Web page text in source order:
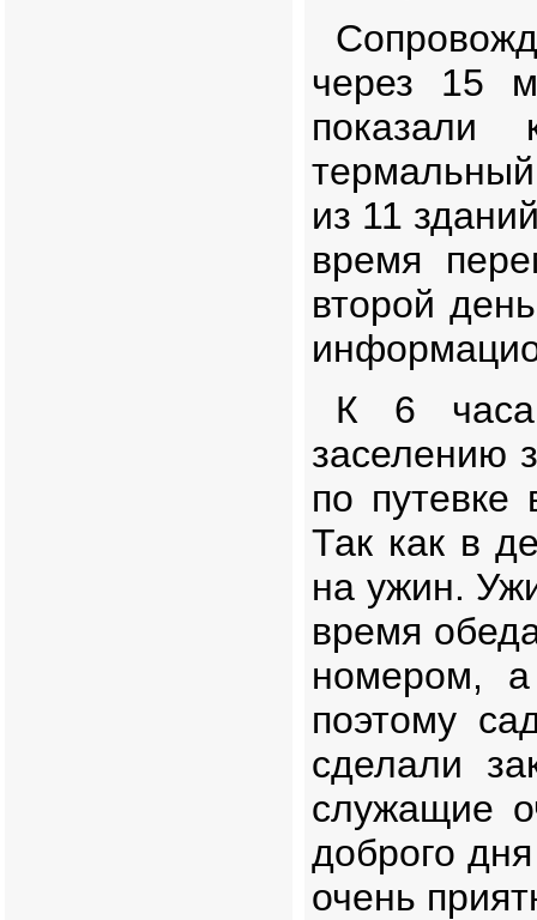
через 15
показали
из 11
время
второй
К 6
заселению
по путевке
Так как в
на ужин.
время
номером, а
поэтому
сделали
служащие
доброго
очень